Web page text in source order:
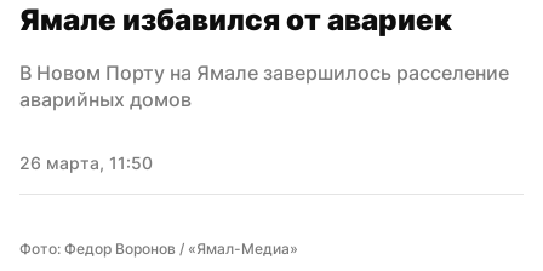
Ямале избавился от авариек
В Новом Порту на Ямале завершилось расселение
аварийных домов
26 марта, 11:50
Фото: Федор Воронов / «Ямал-Медиа»